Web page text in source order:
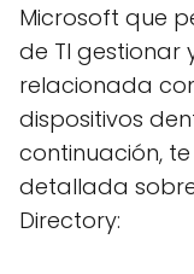
Microsoft que
de TI gestionar
relacionada
dispositivos
continuación,
detallada
Directory: